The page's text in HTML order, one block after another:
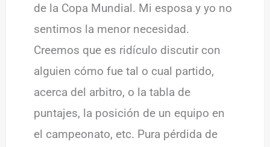
de la Copa Mundial. Mi esposa y yo no
sentimos la menor necesidad.
Creemos que es ridículo discutir con
alguien cómo fue tal o cual partido,
acerca del arbitro, o la tabla de
puntajes, la posición de un equipo en
el campeonato, etc. Pura pérdida de